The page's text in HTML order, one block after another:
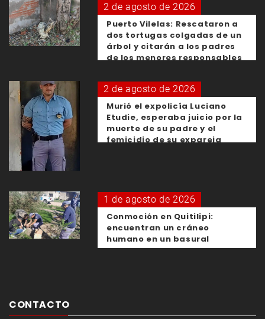
2 de agosto de 2026
Puerto Vilelas: Rescataron a
dos tortugas colgadas de un
árbol y citarán a los padres
de los menores responsables
2 de agosto de 2026
Murió el expolicía Luciano
Etudie, esperaba juicio por la
muerte de su padre y el
femicidio de su expareja
1 de agosto de 2026
Conmoción en Quitilipi:
encuentran un cráneo
humano en un basural
CONTACTO